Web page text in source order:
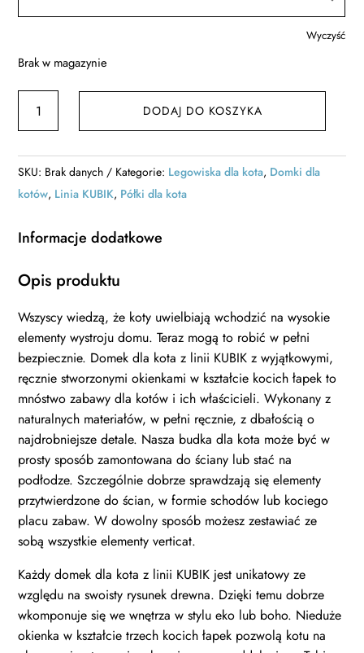
Wyczyść
Brak w magazynie
kota
KUBIK
z
łapkami
DODAJ DO KOSZYKA
SKU: Brak danych Kategorie: Legowiska dla kota, Domki dla
kotów, Linia KUBIK, Półki dla kota
Informacje dodatkowe
Opis produktu
Wszyscy wiedzą, że koty uwielbiają wchodzić na wysokie
elementy wystroju domu. Teraz mogą to robić w pełni
bezpiecznie. Domek dla kota z linii KUBIK z wyjątkowymi,
ręcznie stworzonymi okienkami w kształcie kocich łapek to
mnóstwo zabawy dla kotów i ich właścicieli. Wykonany z
naturalnych materiałów, w pełni ręcznie, z dbałością o
najdrobniejsze detale. Nasza budka dla kota może być w
prosty sposób zamontowana do ściany lub stać na
podłodze. Szczególnie dobrze sprawdzają się elementy
przytwierdzone do ścian, w formie schodów lub kociego
placu zabaw. W dowolny sposób możesz zestawiać ze
sobą wszystkie elementy verticat.
Każdy domek dla kota z linii KUBIK jest unikatowy ze
względu na swoisty rysunek drewna. Dzięki temu dobrze
wkomponuje się we wnętrza w stylu eko lub boho. Nieduże
okienka w kształcie trzech kocich łapek pozwolą kotu na